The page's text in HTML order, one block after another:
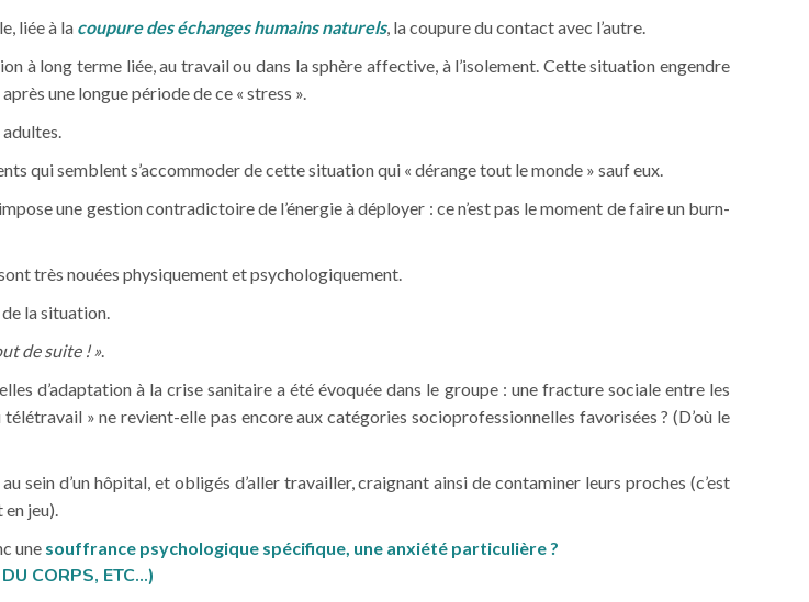
liée à la coupure des échanges humains naturels, la coupure du contact avec l’autre.
à long terme liée, au travail ou dans la sphère affective, à l’isolement. Cette situation engendre
une longue période de ce « stress ».
qui semblent s’accommoder de cette situation qui « dérange tout le monde » sauf eux.
une gestion contradictoire de l’énergie à déployer : ce n’est pas le moment de faire un burn-
très nouées physiquement et psychologiquement.
la situation.
de suite ! ».
d’adaptation à la crise sanitaire a été évoquée dans le groupe : une fracture sociale entre les
» ne revient-elle pas encore aux catégories socioprofessionnelles favorisées ? (D’où le
sein d’un hôpital, et obligés d’aller travailler, craignant ainsi de contaminer leurs proches (c’est
jeu).
une souffrance psychologique spécifique, une anxiété particulière ?
CORPS, ETC…)